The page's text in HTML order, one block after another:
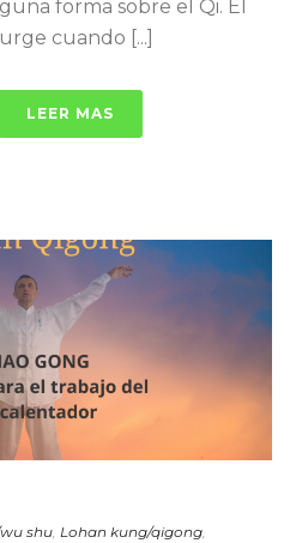
forma sobre el Qi. El
cuando [...]
LEER MAS
shu, Lohan kung/qigong,